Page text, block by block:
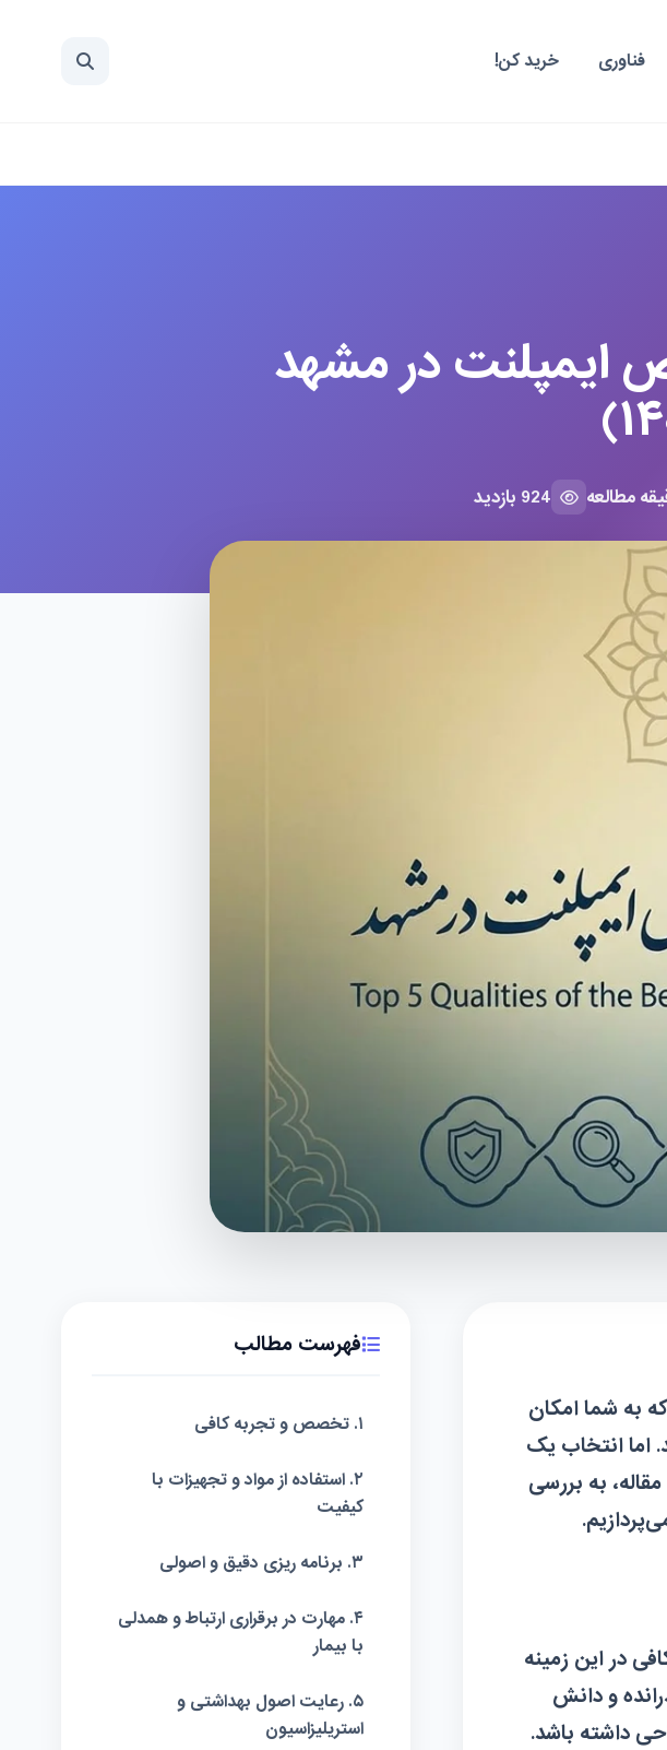
فناوری خرید کن!
ایمپلنت در مشهد
924 بازدید
به شما امکان
اما انتخاب یک
به بررسی
در این زمینه
و دانش
داشته باشد.
فهرست مطالب
۱. تخصص و تجربه کافی
۲. استفاده از مواد و تجهیزات با
کیفیت
۳. برنامه ریزی دقیق و اصولی
۴. مهارت در برقراری ارتباط و همدلی
با بیمار
۵. رعایت اصول بهداشتی و
استریلیزاسیون